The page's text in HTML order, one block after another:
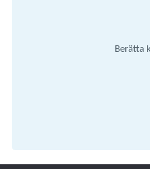
Berätta